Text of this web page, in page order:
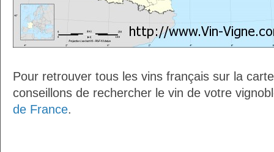
Pour retrouver tous les vins français sur la
conseillons de rechercher le vin de votre
de France.